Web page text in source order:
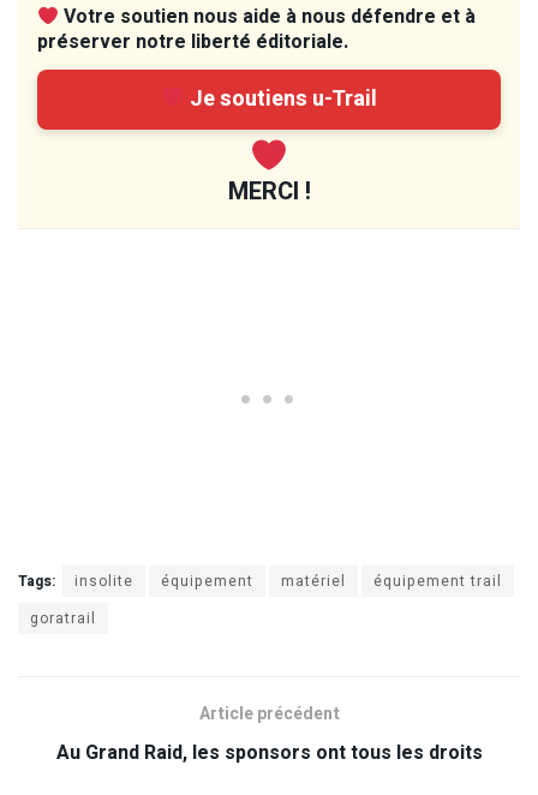
Votre soutien nous aide à nous défendre et à
préserver notre liberté éditoriale.
Je soutiens u-Trail
MERCI !
Tags: insolite équipement matériel
équipement trail
goratrail
Article précédent
Au Grand Raid, les sponsors ont tous les droits